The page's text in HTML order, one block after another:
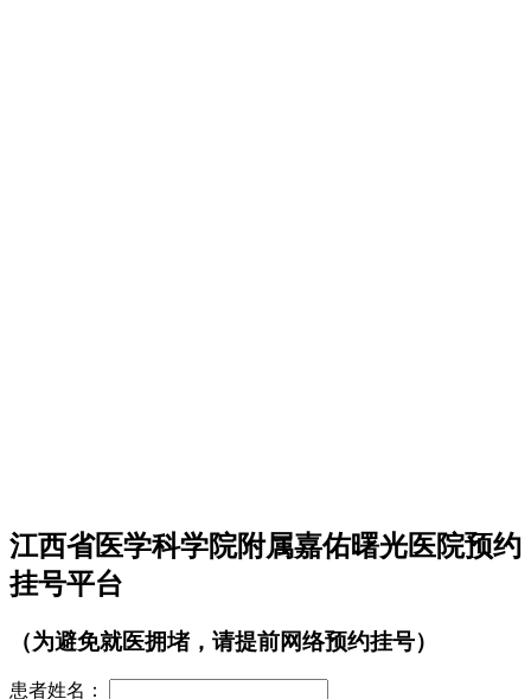
江西省医学科学院附属嘉佑曙光医院预约
挂号平台
（为避免就医拥堵，请提前网络预约挂号）
患者姓名：